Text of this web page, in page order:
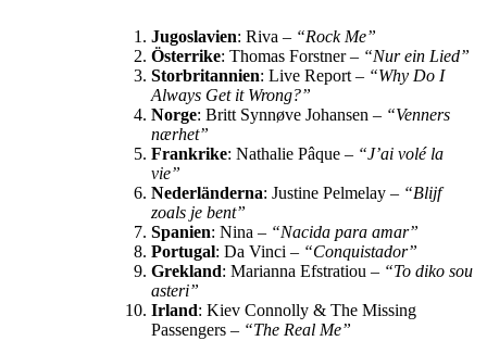
Jugoslavien: Riva – “Rock Me”
Österrike: Thomas Forstner – “Nur ein Lied”
Storbritannien: Live Report – “Why Do I
Always Get it Wrong?”
Norge: Britt Synnøve Johansen – “Venners
nærhet”
Frankrike: Nathalie Pâque – “J’ai volé la
vie”
Nederländerna: Justine Pelmelay – “Blijf
zoals je bent”
Spanien: Nina – “Nacida para amar”
Portugal: Da Vinci – “Conquistador”
Grekland: Marianna Efstratiou – “To diko sou
asteri”
Irland: Kiev Connolly & The Missing
Passengers – “The Real Me”